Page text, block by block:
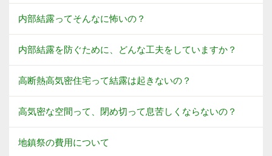
内部結露ってそんなに怖いの？
内部結露を防ぐために、どんな工夫をしていますか？
高断熱高気密住宅って結露は起きないの？
高気密な空間って、閉め切って息苦しくならないの？
地鎮祭の費用について